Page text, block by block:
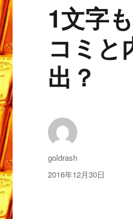
1文字
コミと
出？
投
稿
goldrash
投
2016年12月30日